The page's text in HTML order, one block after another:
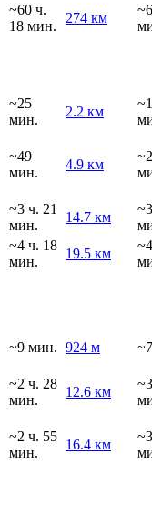
~60 ч.
18 мин.
274 км
~25
мин.
2.2 км
~49
мин.
4.9 км
~3 ч. 21
мин.
14.7 км
~4 ч. 18
мин.
19.5 км
~9 мин. 924 м
~2 ч. 28
мин.
12.6 км
~2 ч. 55
мин.
16.4 км